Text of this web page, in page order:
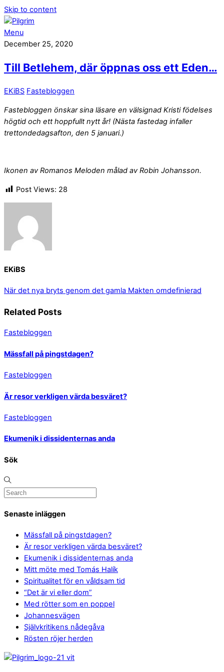
Skip to content
Menu
December 25, 2020
Till Betlehem, där öppnas oss ett Eden…
EKiBS Fastebloggen
Fastebloggen önskar sina läsare en välsignad Kristi födelses
högtid och ett hoppfullt nytt år! (Nästa fastedag infaller
trettondedagsafton, den 5 januari.)
Ikonen av Romanos Meloden målad av Robin Johansson.
Post Views: 28
EKiBS
När det nya bryts genom det gamla Makten omdefinierad
Related Posts
Fastebloggen
Mässfall på pingstdagen?
Fastebloggen
Är resor verkligen värda besväret?
Fastebloggen
Ekumenik i dissidenternas anda
Sök
Senaste inläggen
Mässfall på pingstdagen?
Är resor verkligen värda besväret?
Ekumenik i dissidenternas anda
Mitt möte med Tomás Halík
Spiritualitet för en våldsam tid
“Det är vi eller dom”
Med rötter som en poppel
Johannesvägen
Självkritikens nådegåva
Rösten röjer herden